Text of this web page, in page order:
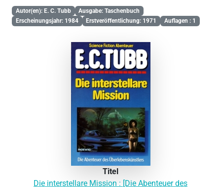
Autor(en): E. C. Tubb
Ausgabe: Taschenbuch
Erscheinungsjahr: 1984
Erstveröffentlichung: 1971 Auflagen : 1
Titel
Die interstellare Mission : [Die Abenteuer des